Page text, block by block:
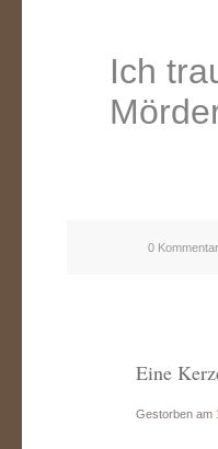
Ich
0
Eine
Gestorben am